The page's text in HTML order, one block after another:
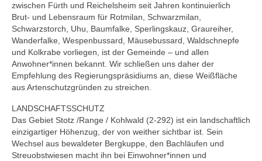
zwischen Fürth und Reichelsheim seit Jahren kontinuierlich
Brut- und Lebensraum für Rotmilan, Schwarzmilan,
Schwarzstorch, Uhu, Baumfalke, Sperlingskauz, Graureiher,
Wanderfalke, Wespenbussard, Mäusebussard, Waldschnepfe
und Kolkrabe vorliegen, ist der Gemeinde – und allen
Anwohner*innen bekannt. Wir schließen uns daher der
Empfehlung des Regierungspräsidiums an, diese Weißfläche
aus Artenschutzgründen zu streichen.
LANDSCHAFTSSCHUTZ
Das Gebiet Stotz /Range / Kohlwald (2-292) ist ein landschaftlich
einzigartiger Höhenzug, der von weither sichtbar ist. Sein
Wechsel aus bewaldeter Bergkuppe, den Bachläufen und
Streuobstwiesen macht ihn bei Einwohner*innen und